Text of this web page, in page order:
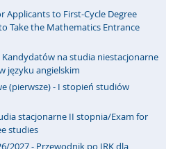
Applicants to First-Cycle Degree
Take the Mathematics Entrance
na studia niestacjonarne
języku angielskim
(pierwsze) - I stopień studiów
stacjonarne II stopnia/Exam for
studies
2027 - Przewodnik po IRK dla